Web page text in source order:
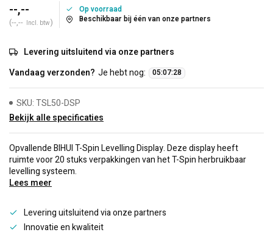
--,--
(--,-- Incl. btw)
Op voorraad
Beschikbaar bij één van onze partners
Levering uitsluitend via onze partners
Vandaag verzonden? Je hebt nog: 05:07:28
SKU: TSL50-DSP
Bekijk alle specificaties
Opvallende BIHUI T-Spin Levelling Display. Deze display heeft
ruimte voor 20 stuks verpakkingen van het T-Spin herbruikbaar
levelling systeem.
Lees meer
Levering uitsluitend via onze partners
Innovatie en kwaliteit